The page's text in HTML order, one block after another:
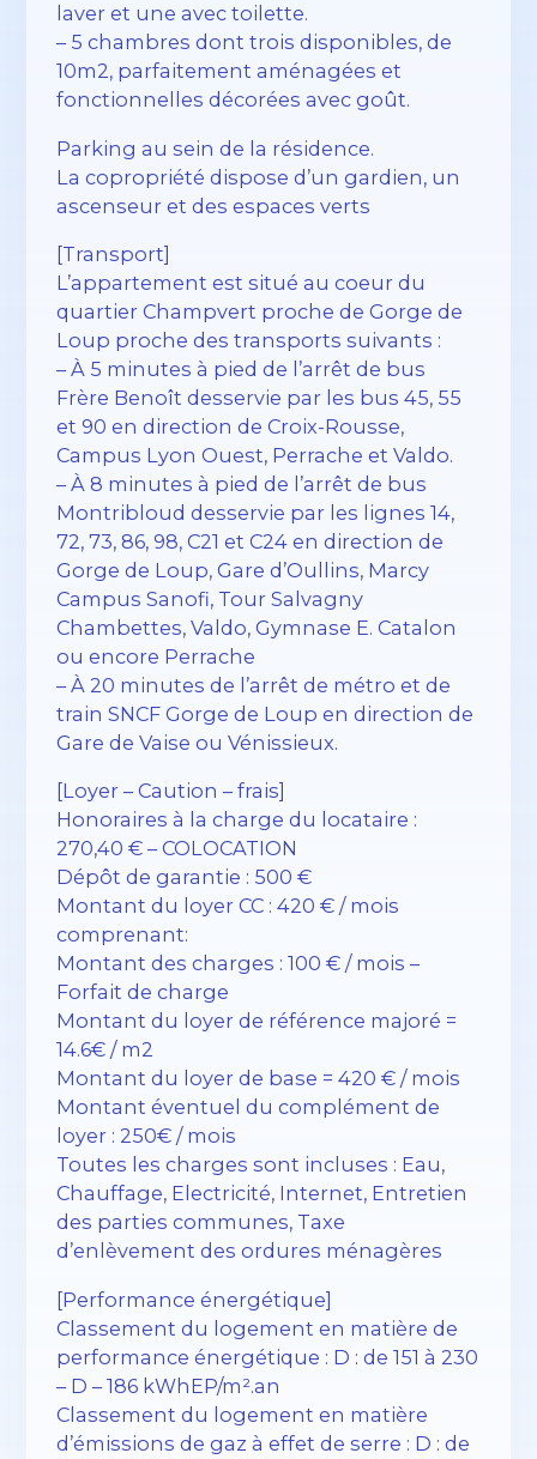
laver et une avec toilette.
– 5 chambres dont trois disponibles, de
10m2, parfaitement aménagées et
fonctionnelles décorées avec goût.
Parking au sein de la résidence.
La copropriété dispose d’un gardien, un
ascenseur et des espaces verts
[Transport]
L’appartement est situé au coeur du
quartier Champvert proche de Gorge de
Loup proche des transports suivants :
– À 5 minutes à pied de l’arrêt de bus
Frère Benoît desservie par les bus 45, 55
et 90 en direction de Croix-Rousse,
Campus Lyon Ouest, Perrache et Valdo.
– À 8 minutes à pied de l’arrêt de bus
Montribloud desservie par les lignes 14,
72, 73, 86, 98, C21 et C24 en direction de
Gorge de Loup, Gare d’Oullins, Marcy
Campus Sanofi, Tour Salvagny
Chambettes, Valdo, Gymnase E. Catalon
ou encore Perrache
– À 20 minutes de l’arrêt de métro et de
train SNCF Gorge de Loup en direction de
Gare de Vaise ou Vénissieux.
[Loyer – Caution – frais]
Honoraires à la charge du locataire :
270,40 € – COLOCATION
Dépôt de garantie : 500 €
Montant du loyer CC : 420 € / mois
comprenant:
Montant des charges : 100 € / mois –
Forfait de charge
Montant du loyer de référence majoré =
14.6€ / m2
Montant du loyer de base = 420 € / mois
Montant éventuel du complément de
loyer : 250€ / mois
Toutes les charges sont incluses : Eau,
Chauffage, Electricité, Internet, Entretien
des parties communes, Taxe
d’enlèvement des ordures ménagères
[Performance énergétique]
Classement du logement en matière de
performance énergétique : D : de 151 à 230
– D – 186 kWhEP/m².an
Classement du logement en matière
d’émissions de gaz à effet de serre : D : de